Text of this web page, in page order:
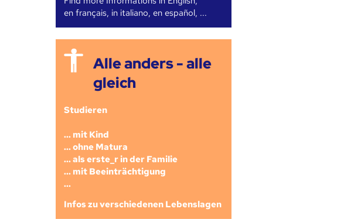
en français, in italiano, en español, ...
Alle anders - alle
gleich
Studieren
... mit Kind
... ohne Matura
... als erste_r in der Familie
... mit Beeinträchtigung
...
Infos zu verschiedenen Lebenslagen